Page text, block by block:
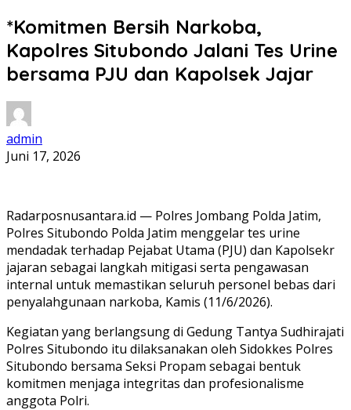
*Komitmen Bersih Narkoba,
Kapolres Situbondo Jalani Tes Urine
bersama PJU dan Kapolsek Jajar
admin
Juni 17, 2026
Radarposnusantara.id — Polres Jombang Polda Jatim,
Polres Situbondo Polda Jatim menggelar tes urine
mendadak terhadap Pejabat Utama (PJU) dan Kapolsekr
jajaran sebagai langkah mitigasi serta pengawasan
internal untuk memastikan seluruh personel bebas dari
penyalahgunaan narkoba, Kamis (11/6/2026).
Kegiatan yang berlangsung di Gedung Tantya Sudhirajati
Polres Situbondo itu dilaksanakan oleh Sidokkes Polres
Situbondo bersama Seksi Propam sebagai bentuk
komitmen menjaga integritas dan profesionalisme
anggota Polri.